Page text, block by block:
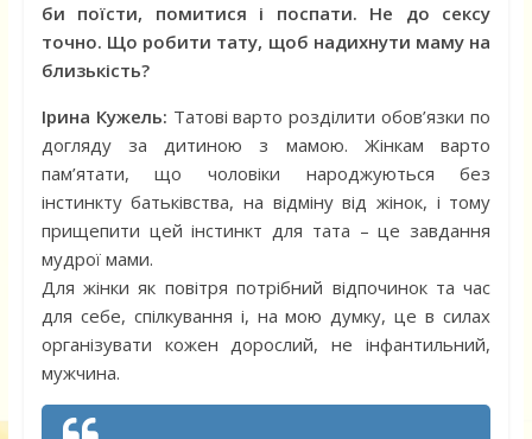
би поїсти, помитися і поспати. Не до сексу
точно. Що робити тату, щоб надихнути маму на
близькість?
Ірина Кужель: Татові варто розділити обов’язки по
догляду за дитиною з мамою. Жінкам варто
пам’ятати, що чоловіки народжуються без
інстинкту батьківства, на відміну від жінок, і тому
прищепити цей інстинкт для тата – це завдання
мудрої мами.
Для жінки як повітря потрібний відпочинок та час
для себе, спілкування і, на мою думку, це в силах
організувати кожен дорослий, не інфантильний,
мужчина.